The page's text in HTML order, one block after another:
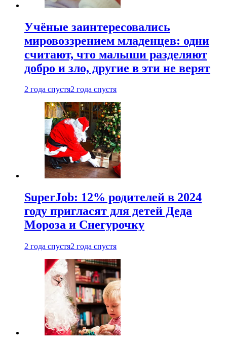
Учёные заинтересовались
мировоззрением младенцев: одни
считают, что малыши разделяют
добро и зло, другие в эти не верят
2 года спустя2 года спустя
SuperJob: 12% родителей в 2024
году пригласят для детей Деда
Мороза и Снегурочку
2 года спустя2 года спустя